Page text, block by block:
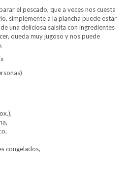
el pescado, que a veces nos cuesta
simplemente a la plancha puede estar
una deliciosa salsita con ingredientes
queda muy jugoso y nos puede
congelados,